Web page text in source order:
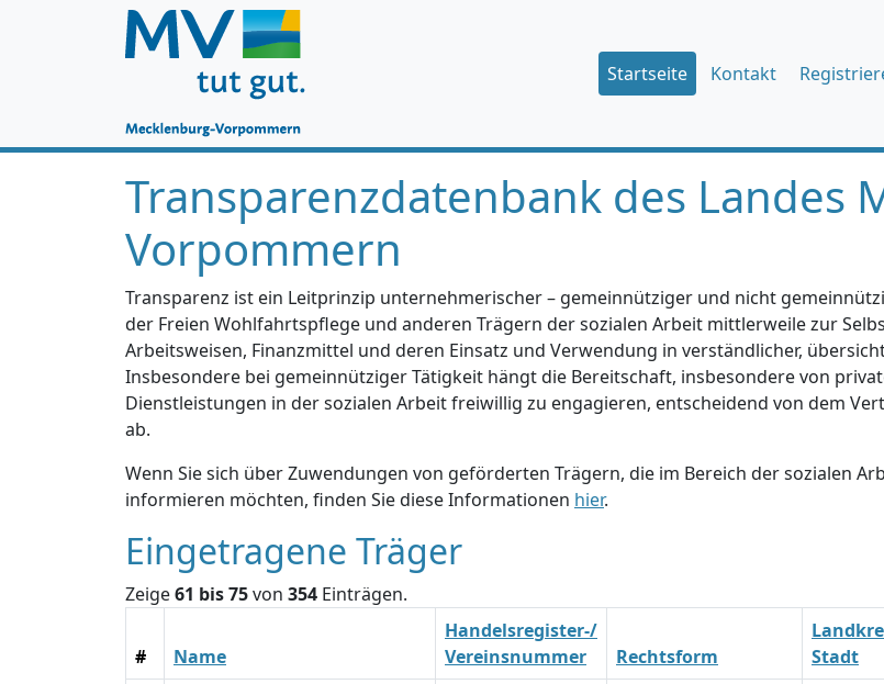
Startseite Kontakt
Transparenzdatenbank des Landes
Vorpommern
Transparenz ist ein Leitprinzip unternehmerischer – gemeinnütziger und nicht
der Freien Wohlfahrtspflege und anderen Trägern der sozialen Arbeit mittlerweile zur
Arbeitsweisen, Finanzmittel und deren Einsatz und Verwendung in verständlicher,
Insbesondere bei gemeinnütziger Tätigkeit hängt die Bereitschaft, insbesondere von
Dienstleistungen in der sozialen Arbeit freiwillig zu engagieren, entscheidend von dem
ab.
Wenn Sie sich über Zuwendungen von geförderten Trägern, die im Bereich der sozialen
informieren möchten, finden Sie diese Informationen hier.
Eingetragene Träger
Zeige61 bis 75von 354 Einträgen.
# Name
Handelsregister-/
Vereinsnummer
Rechtsform
Stadt